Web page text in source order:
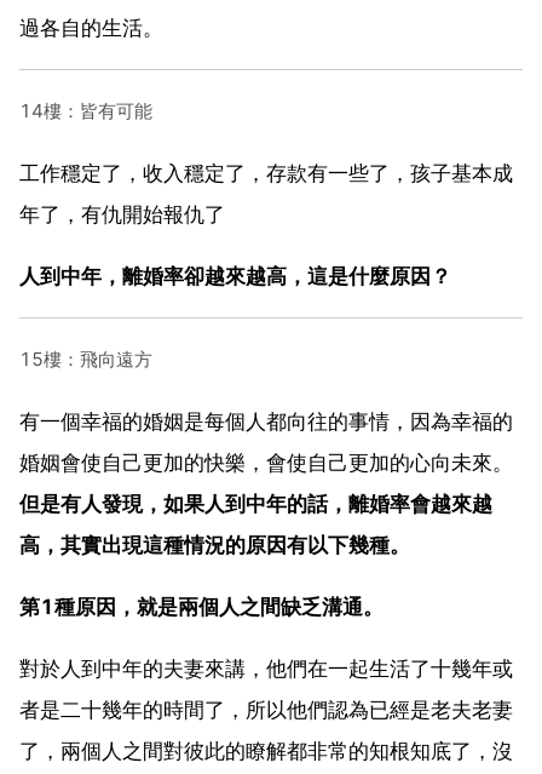
過各自的生活。
14樓：皆有可能
工作穩定了，收入穩定了，存款有一些了，孩子基本成
年了，有仇開始報仇了
人到中年，離婚率卻越來越高，這是什麼原因？
15樓：飛向遠方
有一個幸福的婚姻是每個人都向往的事情，因為幸福的
婚姻會使自己更加的快樂，會使自己更加的心向未來。
但是有人發現，如果人到中年的話，離婚率會越來越
高，其實出現這種情況的原因有以下幾種。
第1種原因，就是兩個人之間缺乏溝通。
對於人到中年的夫妻來講，他們在一起生活了十幾年或
者是二十幾年的時間了，所以他們認為已經是老夫老妻
了，兩個人之間對彼此的瞭解都非常的知根知底了，沒